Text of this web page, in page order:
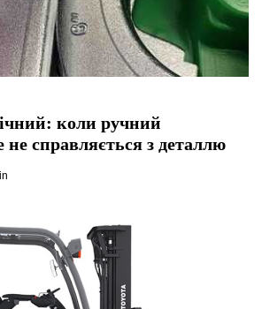
коли ручний
не справляється з деталлю